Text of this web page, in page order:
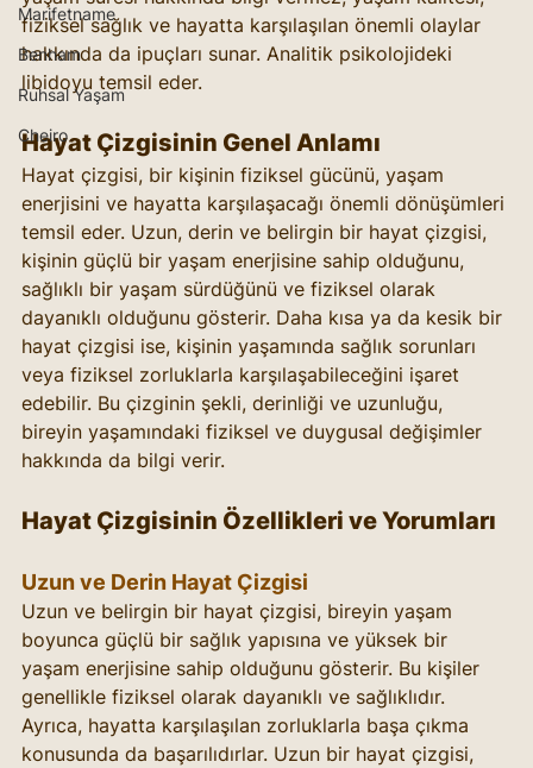
Marifetname
Benham
Ruhsal Yaşam
Cheiro
fiziksel sağlık ve hayatta karşılaşılan önemli olaylar
hakkında da ipuçları sunar. Analitik psikolojideki
libidoyu temsil eder.
Hayat Çizgisinin Genel Anlamı
Hayat çizgisi, bir kişinin fiziksel gücünü, yaşam
enerjisini ve hayatta karşılaşacağı önemli dönüşümleri
temsil eder. Uzun, derin ve belirgin bir hayat çizgisi,
kişinin güçlü bir yaşam enerjisine sahip olduğunu,
sağlıklı bir yaşam sürdüğünü ve fiziksel olarak
dayanıklı olduğunu gösterir. Daha kısa ya da kesik bir
hayat çizgisi ise, kişinin yaşamında sağlık sorunları
veya fiziksel zorluklarla karşılaşabileceğini işaret
edebilir. Bu çizginin şekli, derinliği ve uzunluğu,
bireyin yaşamındaki fiziksel ve duygusal değişimler
hakkında da bilgi verir.
Hayat Çizgisinin Özellikleri ve Yorumları
Uzun ve Derin Hayat Çizgisi
Uzun ve belirgin bir hayat çizgisi, bireyin yaşam
boyunca güçlü bir sağlık yapısına ve yüksek bir
yaşam enerjisine sahip olduğunu gösterir. Bu kişiler
genellikle fiziksel olarak dayanıklı ve sağlıklıdır.
Ayrıca, hayatta karşılaşılan zorluklarla başa çıkma
konusunda da başarılıdırlar. Uzun bir hayat çizgisi,